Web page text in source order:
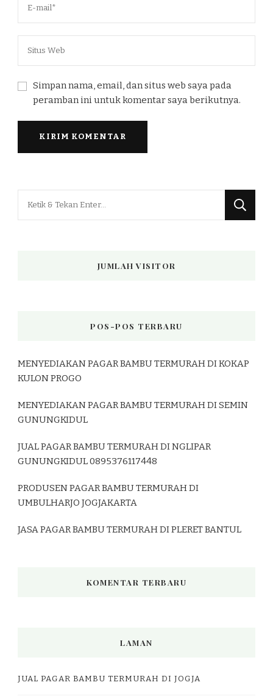
Simpan nama, email, dan situs web saya pada
peramban ini untuk komentar saya berikutnya.
JUMLAH VISITOR
POS-POS TERBARU
MENYEDIAKAN PAGAR BAMBU TERMURAH DI KOKAP
KULON PROGO
MENYEDIAKAN PAGAR BAMBU TERMURAH DI SEMIN
GUNUNGKIDUL
JUAL PAGAR BAMBU TERMURAH DI NGLIPAR
GUNUNGKIDUL 0895376117448
PRODUSEN PAGAR BAMBU TERMURAH DI
UMBULHARJO JOGJAKARTA
JASA PAGAR BAMBU TERMURAH DI PLERET BANTUL
KOMENTAR TERBARU
LAMAN
JUAL PAGAR BAMBU TERMURAH DI JOGJA